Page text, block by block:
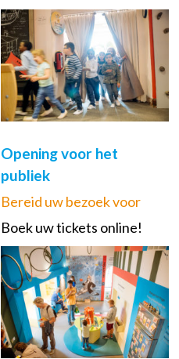
Opening voor het
publiek
Bereid uw bezoek voor
Boek uw tickets online!